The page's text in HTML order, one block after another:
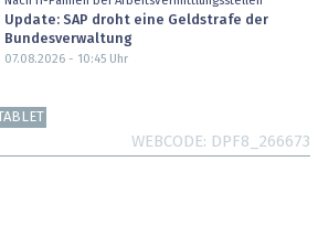
Update: SAP droht eine Geldstrafe der
Bundesverwaltung
07.08.2026 - 10:45Uhr
TABLET
WEBCODE DPF8_266673